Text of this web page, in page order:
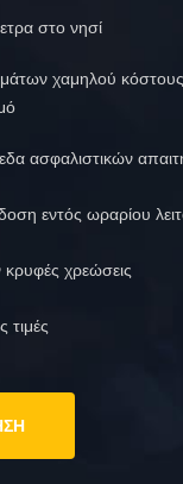
στο νησί
χαμηλού
ασφαλιστικών
εντός ωραρίου
χρεώσεις
τιμές